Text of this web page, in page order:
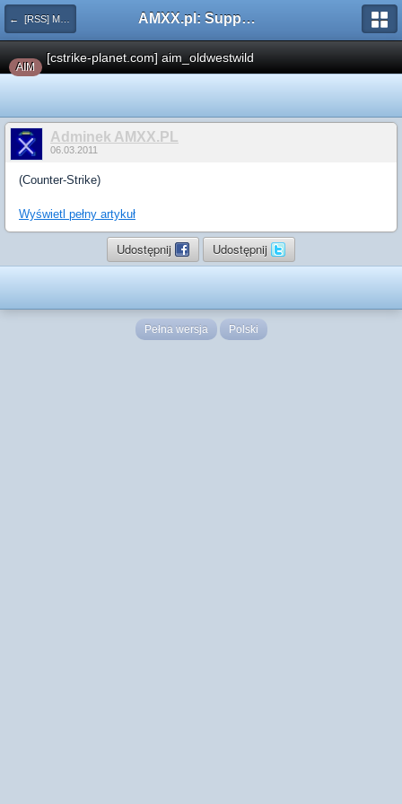
← [RSS] Mapy AMXX.pl: Support AMX Mod X i SourceMod
AIM
[cstrike-planet.com] aim_oldwestwild
Adminek AMXX.PL
06.03.2011
(Counter-Strike)
Wyświetl pełny artykuł
Udostępnij Udostępnij
Pełna wersja Polski